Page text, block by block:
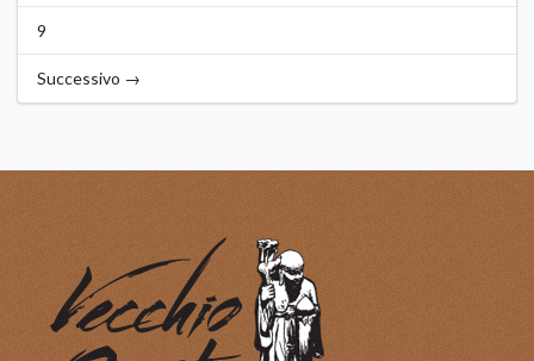
9
Successivo →